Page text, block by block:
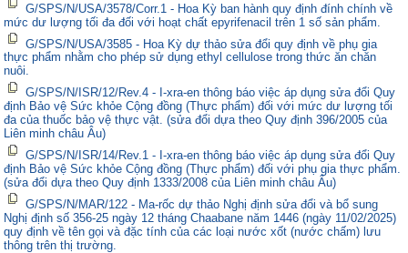
G/SPS/N/USA/3578/Corr.1 - Hoa Kỳ ban hành quy định đính chính về
mức dư lượng tối đa đối với hoạt chất epyrifenacil trên 1 số sản phẩm.
G/SPS/N/USA/3585 - Hoa Kỳ dự thảo sửa đổi quy định về phụ gia
thực phẩm nhằm cho phép sử dụng ethyl cellulose trong thức ăn chăn
nuôi.
G/SPS/N/ISR/12/Rev.4 - I-xra-en thông báo việc áp dụng sửa đổi Quy
định Bảo vệ Sức khỏe Cộng đồng (Thực phẩm) đối với mức dư lượng tối
đa của thuốc bảo vệ thực vật. (sửa đổi dựa theo Quy định 396/2005 của
Liên minh châu Âu)
G/SPS/N/ISR/14/Rev.1 - I-xra-en thông báo việc áp dụng sửa đổi Quy
định Bảo vệ Sức khỏe Cộng đồng (Thực phẩm) đối với phụ gia thực phẩm.
(sửa đổi dựa theo Quy định 1333/2008 của Liên minh châu Âu)
G/SPS/N/MAR/122 - Ma-rốc dự thảo Nghị định sửa đổi và bổ sung
Nghị định số 356-25 ngày 12 tháng Chaabane năm 1446 (ngày 11/02/2025)
quy định về tên gọi và đặc tính của các loại nước xốt (nước chấm) lưu
thông trên thị trường.